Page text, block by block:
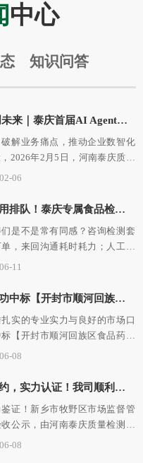
中心
知识问答
智启新程 技创未来｜泰庆首届AI Agent大赛圆满落幕！
解业务痛点，推动企业数智化
2026年2月5日，河南泰庆质量
AI Agent大赛燃动启幕…
06
不用等人、不用排队！泰庆专属食品检测AI「小泰」｜查套餐、一键下单、标签自查，业务合规双提速✅
是不是常有同感？咨询检测套
，来回沟通耗时耗力；人工审
非工作时间遇上业务、法…
11
喜报！我司成功中标【开封市顺河回族区食品药品安全服务中心2026年度食品安全抽检项目】
实的专业实力与良好的市场口
【开封市顺河回族区食品药品
年度食品安全抽检项目】…
08
喜报｜匠心履约，实力认证！我司顺利完成牧野区市场监管局食品安全抽检检测服务项目
证！新乡市牧野区市场监督管
公示，由河南泰庆质量检测有
安全抽检检测服务项目圆…
08